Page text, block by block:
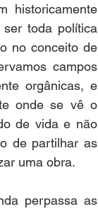
historicamente
toda política
no conceito de
campos
orgânicas, e
onde se vê o
de vida e não
de partilhar as
uma obra.
perpassa as